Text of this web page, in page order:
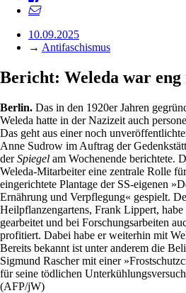
10.09.2025
→ Antifaschismus
Bericht: Weleda war eng
Berlin. Das in den 1920er Jahren
Weleda hatte in der Nazizeit auch
Das geht aus einer noch
Anne Sudrow im Auftrag der
derSpiegel am Wochenende berichtete.
Weleda-Mitarbeiter eine zentrale Rolle
eingerichtete Plantage der SS-eigenen
Ernährung und Verpflegung« gespielt.
Heilpflanzengartens, Frank Lippert,
gearbeitet und bei Forschungsarbeiten
profitiert. Dabei habe er weiterhin mit
Bereits bekannt ist unter anderem die
Sigmund Rascher mit einer
für seine tödlichen
(AFP/jW)